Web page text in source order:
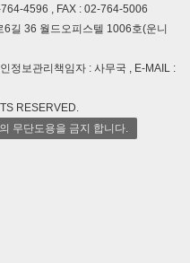
4596 , FAX : 02-764-5006
길 36 월드오피스텔 1006호(운니
정보관리책임자 : 사무국 , E-MAIL :
RESERVED.
무단도용을 금지 합니다.